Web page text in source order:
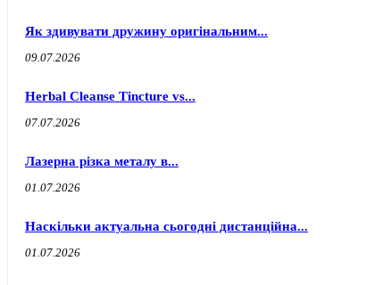
Як здивувати дружину оригінальним...
09.07.2026
Herbal Cleanse Tincture vs...
07.07.2026
Лазерна різка металу в...
01.07.2026
Наскільки актуальна сьогодні дистанційна...
01.07.2026